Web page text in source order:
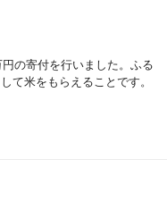
の寄付を行いました。ふる
て米をもらえることです。